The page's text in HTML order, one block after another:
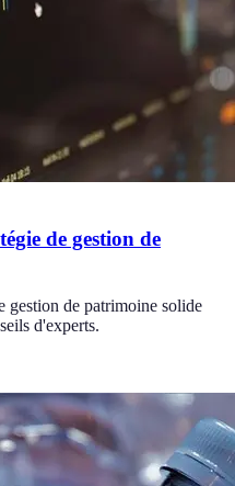
de gestion de
gestion de patrimoine solide
d'experts.